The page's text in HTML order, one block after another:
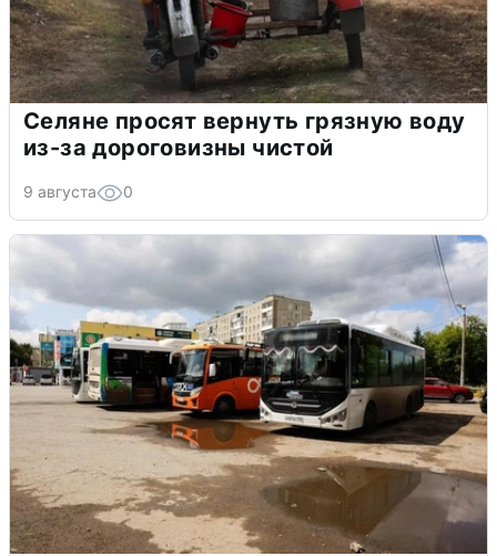
Селяне просят вернуть грязную воду
из-за дороговизны чистой
9 августа 0